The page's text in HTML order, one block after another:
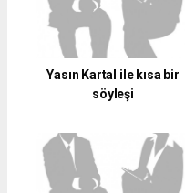
Yasın Kartal ile kısa bir
söyleşi